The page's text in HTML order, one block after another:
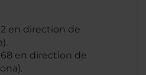
en direction de
en direction de